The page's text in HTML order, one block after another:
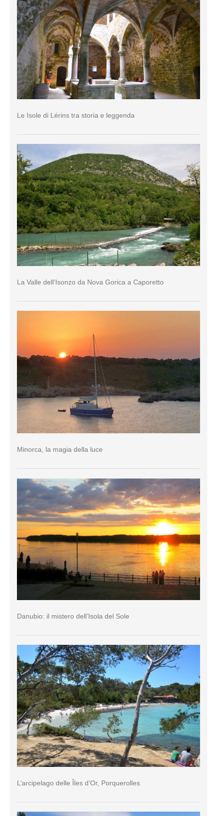
Le Isole di Lérins tra storia e leggenda
La Valle dell’Isonzo da Nova Gorica a Caporetto
Minorca, la magia della luce
Danubio: il mistero dell’Isola del Sole
L’arcipelago delle Îles d’Or, Porquerolles